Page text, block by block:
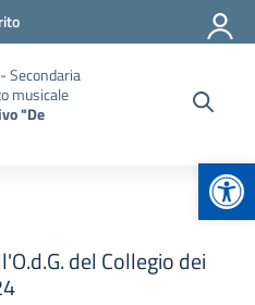
Secondaria
musicale
"De
del Collegio dei